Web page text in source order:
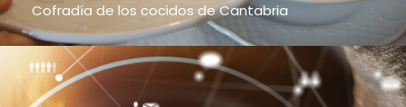
Cofradía de los cocidos de Cantabria